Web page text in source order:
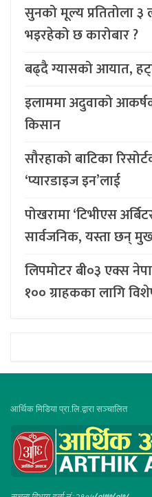
सुनको मूल्य प्रतितोला
भइरहेको छ कारोबार ?
बढ्दै ग्यासको आयात,
इलाममा अदुवाको
किसान
सौरहाको बाटिका
‘प्यारडाइज इन’लाई
पोखरामा ‘टिभीएस
सार्वजनिक, यस्ता छन्
लिपमोटर बी०३ एक्स
१०० ग्राहकका लागि
आर्थिक मिडिया प्रा.लि.द्वारा सञ्चालित